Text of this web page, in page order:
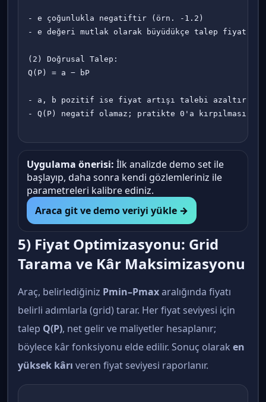
- e çoğunlukla negatiftir (örn. -1.2)
- e değeri mutlak olarak büyüdükçe talep fiyat
(2) Doğrusal Talep:
Q(P) = a − bP
- a, b pozitif ise fiyat artışı talebi azaltır
- Q(P) negatif olamaz; pratikte 0'a kırpılması
Uygulama önerisi: İlk analizde demo set ile
başlayıp, daha sonra kendi gözlemleriniz ile
parametreleri kalibre ediniz.
Araca git ve demo veriyi yükle →
5) Fiyat Optimizasyonu: Grid
Tarama ve Kâr Maksimizasyonu
Araç, belirlediğiniz Pmin–Pmaxaralığında fiyatı
belirli adımlarla (grid) tarar. Her fiyat seviyesi için
talep Q(P), net gelir ve maliyetler hesaplanır;
böylece kâr fonksiyonu elde edilir. Sonuç olarak en
yüksek kârı veren fiyat seviyesi raporlanır.